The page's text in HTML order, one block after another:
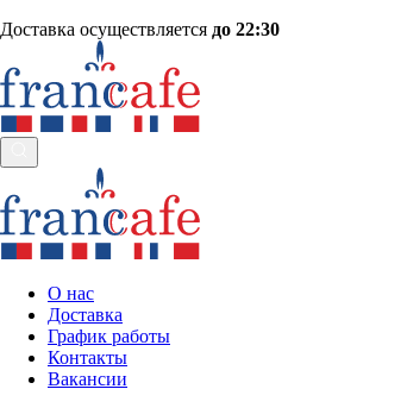
Доставка осуществляется до 22:30
О нас
Доставка
График работы
Контакты
Вакансии